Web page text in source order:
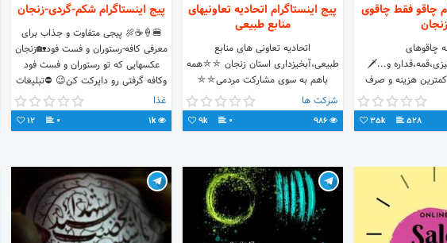
چاقو فقط چاقوی
زنجان
چاقوهای
و...🗡
کمترین هزینه و صرف
کشور🚛✈ شماره
528
35k
پیج اینستاگرام اتحادیه تعاونیهای
منابع طبیعی
اتحادیه تعاونی های منابع
طبیعی،آبخیزداری استان زنجان ⛤⛤همه
باهم به سوی مشارکت مردمی⛤⛤
شرکت ها
986
0
9k
پیج اینستاگرام شکم-گردی-زنجان
🍔🍦☕🍖 پیجی متفاوت و جذاب برای
معرفی کافه-رستوران و فست فود🏡زنجان
عکسهایی که تو رستوران و فست فود
وکافه گرفتی رو دایرکت کن😉 ⛔تبلیغات
نداریم⛔
غذا
1k
0
12